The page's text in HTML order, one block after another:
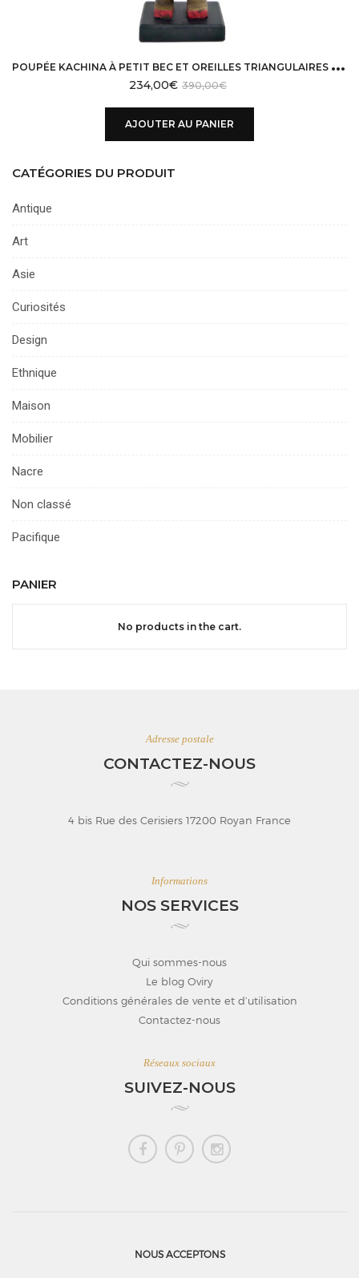
P
OUPÉE KACHINA À PETIT BEC ET OREILLES TRIANGULAIRES HOPI EN BOIS SUR SOCLE
390,00€
234,00€
AJOUTER AU PANIER
CATÉGORIES DU PRODUIT
Antique
Art
Asie
Curiosités
Design
Ethnique
Maison
Mobilier
Nacre
Non classé
Pacifique
PANIER
No products in the cart.
Adresse postale
CONTACTEZ-NOUS
4 bis Rue des Cerisiers 17200 Royan France
Informations
NOS SERVICES
Qui sommes-nous
Le blog Oviry
Conditions générales de vente et d’utilisation
Contactez-nous
Réseaux sociaux
SUIVEZ-NOUS
NOUS ACCEPTONS